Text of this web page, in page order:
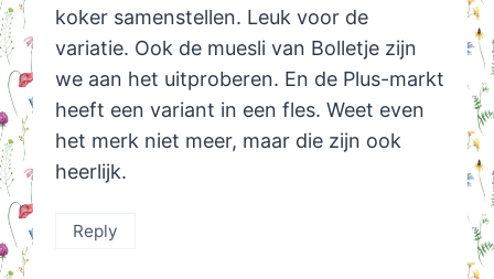
koker samenstellen. Leuk voor de
variatie. Ook de muesli van Bolletje zijn
we aan het uitproberen. En de Plus-markt
heeft een variant in een fles. Weet even
het merk niet meer, maar die zijn ook
heerlijk.
Reply